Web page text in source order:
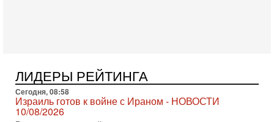
Ситуация вокруг призыва ультраортодоксов в ЦАХАЛ
достигла точки кипения. Попытки принять закон,
освобождающий уклоняющихся харедим от арестов,
3-08-2026, 17:18
Хватит отменять атаки! ЦАХАЛ - не игрушка!
ЛИДЕРЫ РЕЙТИНГА
Сегодня, 08:58
Израиль готов к войне с Ираном - НОВОСТИ
10/08/2026